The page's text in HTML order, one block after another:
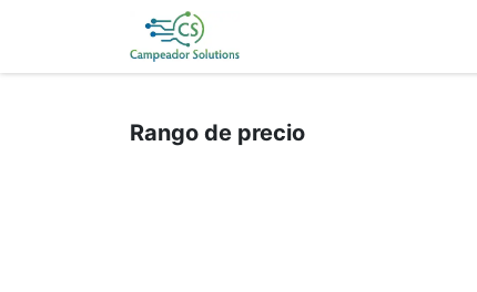
Ir al contenido
Rango de precio